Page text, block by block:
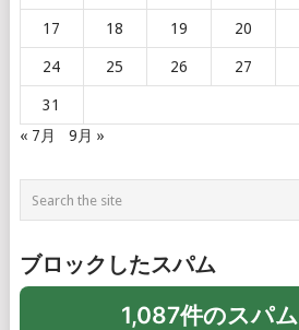
17 18 19 20
24 25 26 27
31
« 7月
9月 »
ブロックしたスパム
1,087件のスパム